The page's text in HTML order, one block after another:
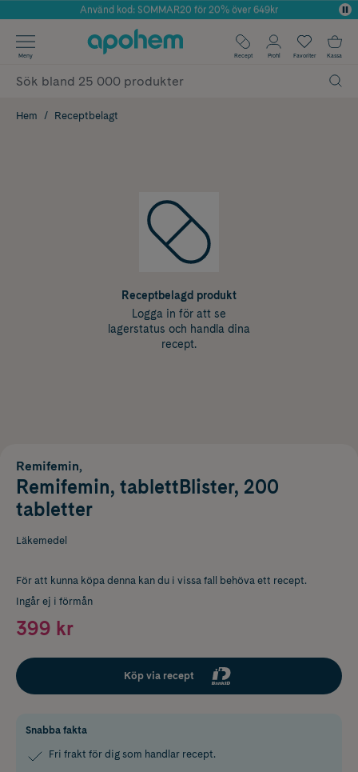
Årets Butik 2025 inom Skönhet
Använd kod: SOMMAR20 för 20% över 649kr
✓ Fri frakt
✓ Poäng på alla köp*
Meny Recept Profil Favoriter Kassa
Hem Receptbelagt
Receptbelagd produkt
Logga in för att se
lagerstatus och handla dina
recept.
Remifemin,
Remifemin, tablettBlister, 200
tabletter
Läkemedel
För att kunna köpa denna kan du i vissa fall behöva ett recept.
Ingår ej i förmån
399 kr
Köp via recept
Snabba fakta
Fri frakt för dig som handlar recept.